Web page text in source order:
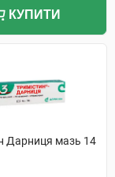
КУПИТИ
Дарниця мазь 14